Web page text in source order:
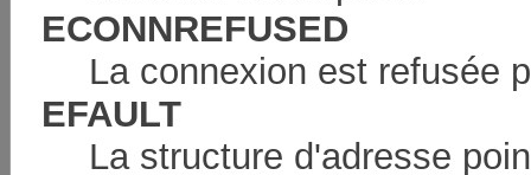
ECONNREFUSED
La connexion est refusée
EFAULT
La structure d'adresse